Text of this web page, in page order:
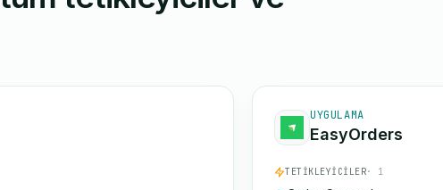
UYGULAMA
EasyOrders
TETIKLEYICILER· 1